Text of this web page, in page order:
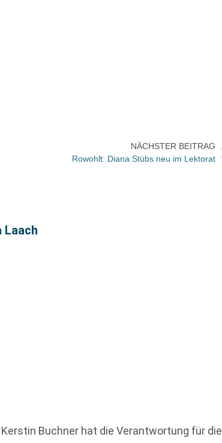
NÄCHSTER BEITRAG
Rowohlt: Diana Stübs neu im Lektorat
Laach
Buchner hat die Verantwortung für die